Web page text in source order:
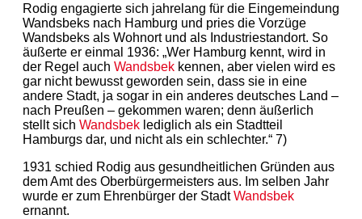
Rodig engagierte sich jahrelang für die Eingemeindung
Wandsbeks nach Hamburg und pries die Vorzüge
Wandsbeks als Wohnort und als Industriestandort. So
äußerte er einmal 1936: „Wer Hamburg kennt, wird in
der Regel auch Wandsbek kennen, aber vielen wird es
gar nicht bewusst geworden sein, dass sie in eine
andere Stadt, ja sogar in ein anderes deutsches Land –
nach Preußen – gekommen waren; denn äußerlich
stellt sich Wandsbek lediglich als ein Stadtteil
Hamburgs dar, und nicht als ein schlechter.“ 7)
1931 schied Rodig aus gesundheitlichen Gründen aus
dem Amt des Oberbürgermeisters aus. Im selben Jahr
wurde er zum Ehrenbürger der StadtWandsbek
ernannt.